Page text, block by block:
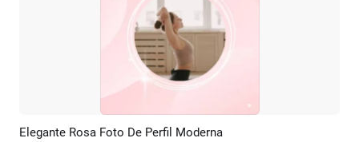
Previsualizar Crear IA
Elegante Rosa Foto De Perfil Moderna